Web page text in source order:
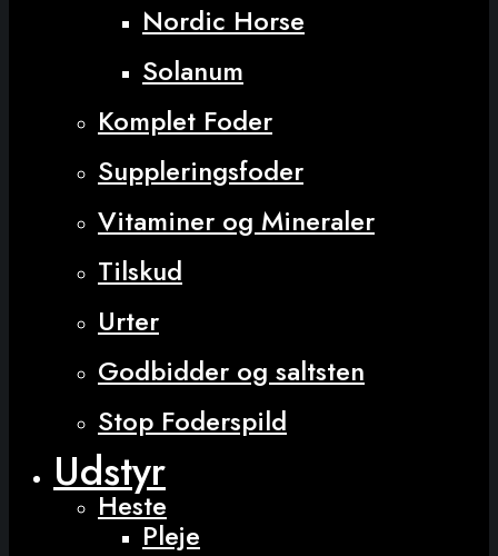
Nordic Horse
Solanum
Komplet Foder
Suppleringsfoder
Vitaminer og Mineraler
Tilskud
Urter
Godbidder og saltsten
Stop Foderspild
Udstyr
Heste
Pleje